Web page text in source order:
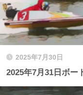
2025年7月30日
2025年7月31日ボー